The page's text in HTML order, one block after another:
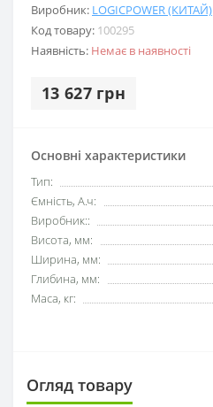
Виробник: LOGICPOWER (КИТАЙ)
Код товару: 100295
Наявність: Немає в наявності
13 627 грн
Основні характеристики
Тип:
Ємність, А.ч:
Виробник::
Висота, мм:
Ширина, мм:
Глибина, мм:
Маса, кг:
Огляд товару